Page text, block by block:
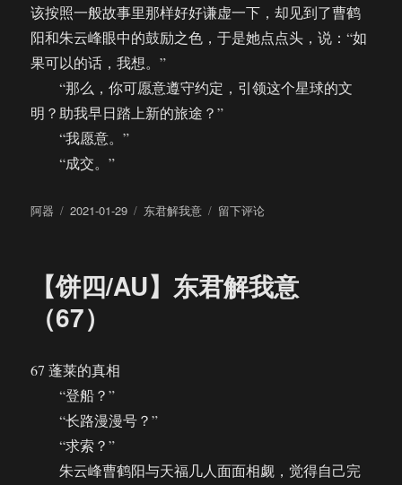
该按照一般故事里那样好好谦虚一下，却见到了曹鹤
阳和朱云峰眼中的鼓励之色，于是她点点头，说：“如
果可以的话，我想。”
“那么，你可愿意遵守约定，引领这个星球的文
明？助我早日踏上新的旅途？”
“我愿意。”
“成交。”
作
阿器
发
2021-01-29
分
东君解我意
于
君
解
留下评论
【饼四/AU】东君解我意
（67）
67 蓬莱的真相
“登船？”
“长路漫漫号？”
“求索？”
朱云峰曹鹤阳与天福几人面面相觑，觉得自己完